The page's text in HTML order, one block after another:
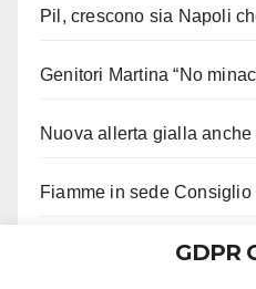
Pil, crescono sia Napoli
Genitori Martina “No
Nuova allerta gialla
Fiamme in sede
Castello di Cisterna,GDPR